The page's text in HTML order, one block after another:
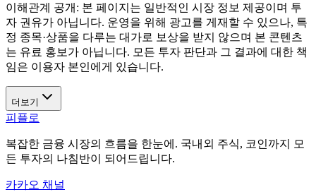
이해관계 공개: 본 페이지는 일반적인 시장 정보 제공이며 투
자 권유가 아닙니다. 운영을 위해 광고를 게재할 수 있으나, 특
정 종목·상품을 다루는 대가로 보상을 받지 않으며 본 콘텐츠
는 유료 홍보가 아닙니다. 모든 투자 판단과 그 결과에 대한 책
임은 이용자 본인에게 있습니다.
더보기
피플로
복잡한 금융 시장의 흐름을 한눈에. 국내외 주식, 코인까지 모
든 투자의 나침반이 되어드립니다.
카카오 채널